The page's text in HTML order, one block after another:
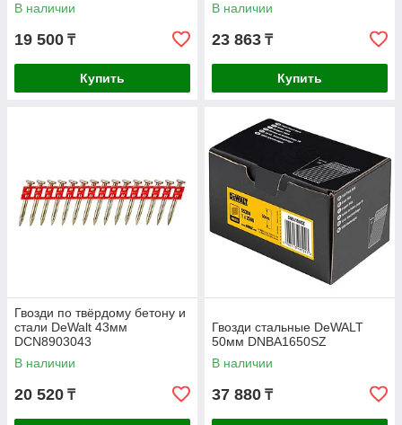
В наличии
19 500 ₸
Купить
В наличии
23 863 ₸
Купить
Гвозди по твёрдому бетону и
стали DeWalt 43мм
DCN8903043
В наличии
20 520 ₸
Гвозди стальные DeWALT
50мм DNBA1650SZ
В наличии
37 880 ₸